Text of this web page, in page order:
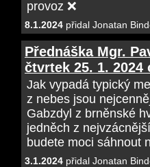
provoz ❌
8.1.2024 přidal Jonatan
Přednáška Mgr.
čtvrtek 25. 1. 2024
Jak vypadá typický
z nebes jsou
Gabzdyl z brněnské
jedněch z
budete moci sáhnout
3.1.2024 přidal Jonatan